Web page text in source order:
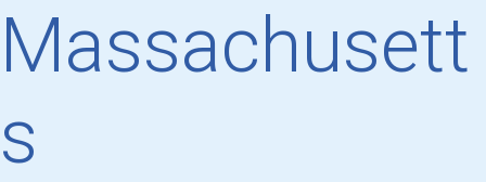
Massachusett
s